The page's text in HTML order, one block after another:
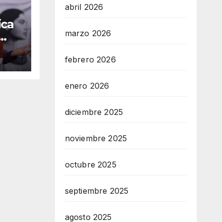
abril 2026
marzo 2026
febrero 2026
enero 2026
diciembre 2025
noviembre 2025
octubre 2025
septiembre 2025
agosto 2025